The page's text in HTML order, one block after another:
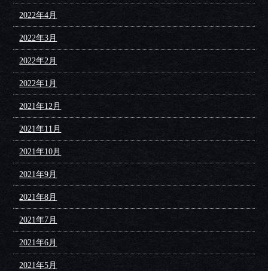
2022年4月
2022年3月
2022年2月
2022年1月
2021年12月
2021年11月
2021年10月
2021年9月
2021年8月
2021年7月
2021年6月
2021年5月